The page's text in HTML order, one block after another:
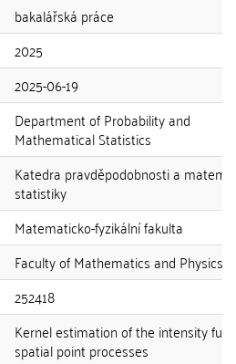
bakalářská práce
2025
2025-06-19
Department of Probability and
Mathematical Statistics
Katedra pravděpodobnosti a
statistiky
Matematicko-fyzikální fakulta
Faculty of Mathematics and Physics
252418
Kernel estimation of the intensity
spatial point processes